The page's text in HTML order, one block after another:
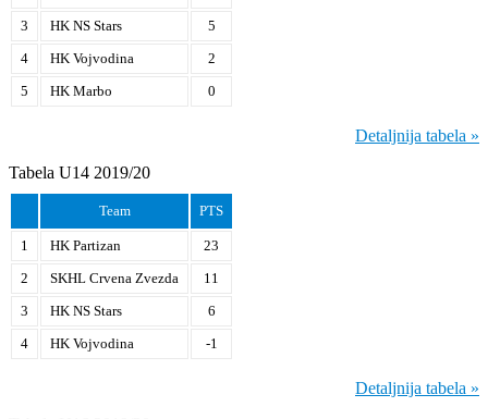
3
HK NS Stars
5
4
HK Vojvodina
2
5
HK Marbo 0
Detaljnija tabela »
Tabela U14 2019/20
Team PTS
1 HK Partizan
23
2
SKHL Crvena Zvezda
11
3
HK NS Stars
6
4
HK Vojvodina -1
Detaljnija tabela »